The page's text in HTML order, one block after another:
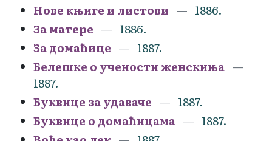
Нове књиге и листови
1886.
За матере
1886.
За домаћице
1887.
Белешке о учености женскиња
1887.
Буквице за удаваче
1887.
Буквице о домаћицама
1887.